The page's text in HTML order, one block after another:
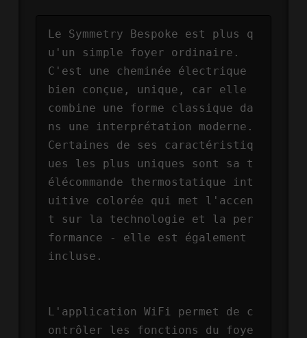
Le Symmetry Bespoke est plus q
u'un simple foyer ordinaire.
C'est une cheminée électrique
bien conçue, unique, car elle
combine une forme classique da
ns une interprétation moderne.
Certaines de ses caractéristiq
ues les plus uniques sont sa t
élécommande thermostatique int
uitive colorée qui met l'accen
t sur la technologie et la per
formance - elle est également
incluse.
L'application WiFi permet de c
ontrôler les fonctions du foye